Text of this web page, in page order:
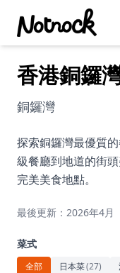
精選活動
博客文章
約會好去處
美食佳餚
運動
香港銅鑼
銅鑼灣
探索銅鑼灣最優質
級餐廳到地道的街
完美美食地點。
最後更新：2026年4月
菜式
全部 日本菜(27)